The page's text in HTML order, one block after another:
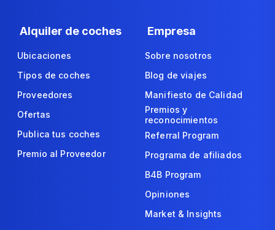
Alquiler de coches
Ubicaciones
Tipos de coches
Proveedores
Ofertas
Publica tus coches
Premio al Proveedor
Empresa
Sobre nosotros
Blog de viajes
Manifiesto de Calidad
Premios y
reconocimientos
Referral Program
Programa de afiliados
B4B Program
Opiniones
Market & Insights